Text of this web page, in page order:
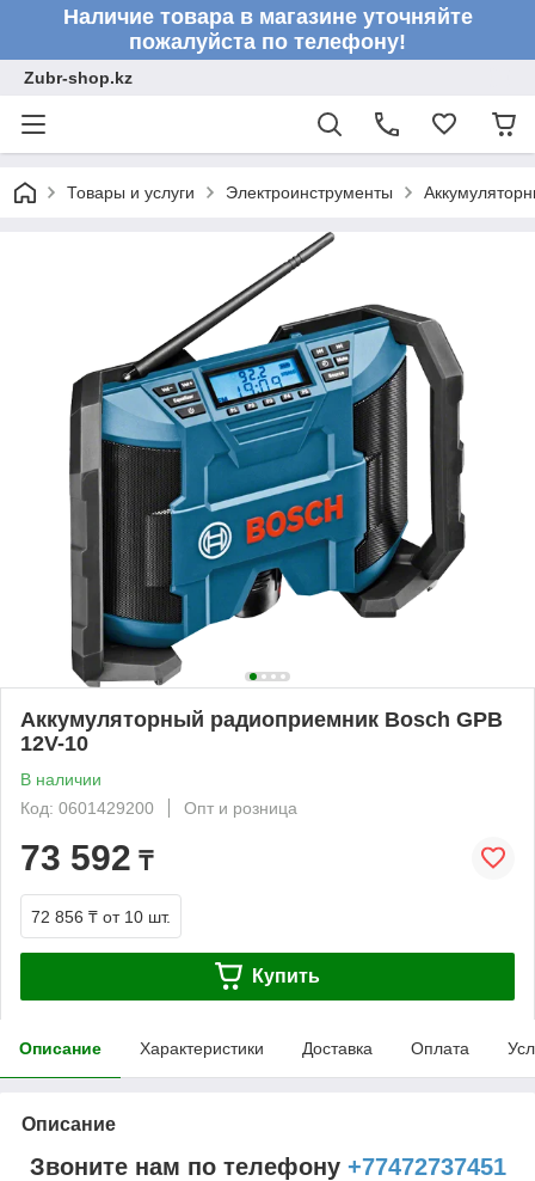
Наличие товара в магазине уточняйте
пожалуйста по телефону!
Zubr-shop.kz
Товары и услуги Электроинструменты
Аккумуляторный радиоприемник Bosch GPB
12V-10
В наличии
Код: 0601429200
Опт и розница
73 592 ₸
72 856 ₸ от 10 шт.
Купить
Описание Характеристики Доставка Оплата
Описание
Звоните нам по телефону +77472737451